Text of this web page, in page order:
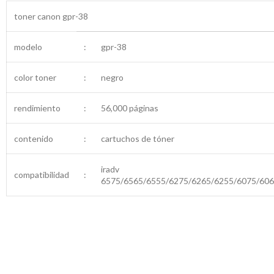
toner canon gpr-38
modelo : gpr-38
color toner : negro
rendimiento : 56,000 páginas
contenido : cartuchos de tóner
compatibilidad :
iradv
6575/6565/6555/6275/6265/6255/6075/